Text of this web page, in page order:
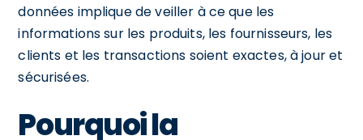
données implique de veiller à ce que les
informations sur les produits, les fournisseurs, les
clients et les transactions soient exactes, à jour et
sécurisées.
Pourquoi la